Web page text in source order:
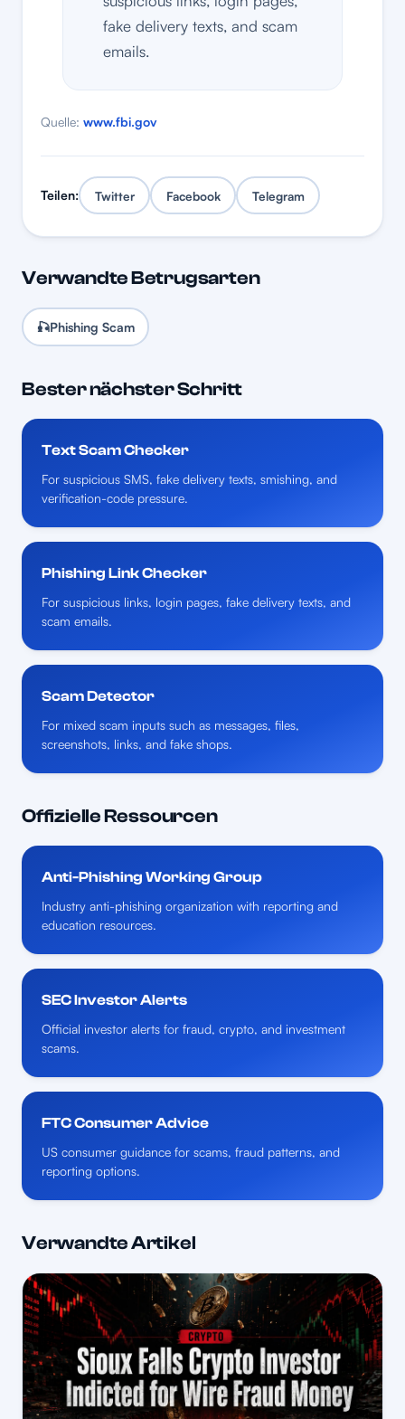
fake delivery texts, and scam
emails.
Quelle: www.fbi.gov
Teilen: Twitter Facebook Telegram
Verwandte Betrugsarten
🎣Phishing Scam
Bester nächster Schritt
Text Scam Checker
For suspicious SMS, fake delivery texts, smishing, and
verification-code pressure.
Phishing Link Checker
For suspicious links, login pages, fake delivery texts, and
scam emails.
Scam Detector
For mixed scam inputs such as messages, files,
screenshots, links, and fake shops.
Offizielle Ressourcen
Anti-Phishing Working Group
Industry anti-phishing organization with reporting and
education resources.
SEC Investor Alerts
Official investor alerts for fraud, crypto, and investment
scams.
FTC Consumer Advice
US consumer guidance for scams, fraud patterns, and
reporting options.
Verwandte Artikel